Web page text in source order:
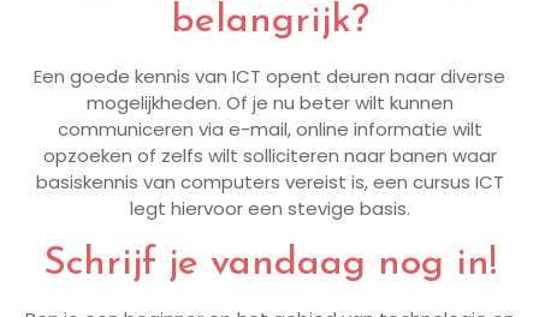
belangrijk?
Een goede kennis van ICT opent deuren naar diverse
mogelijkheden. Of je nu beter wilt kunnen
communiceren via e-mail, online informatie wilt
opzoeken of zelfs wilt solliciteren naar banen waar
basiskennis van computers vereist is, een cursus ICT
legt hiervoor een stevige basis.
Schrijf je vandaag nog in!